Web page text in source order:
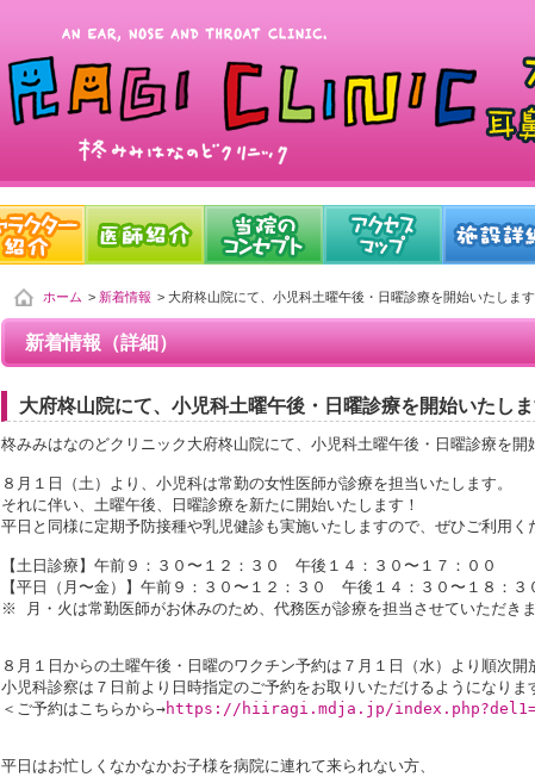
ホーム 新着情報 大府柊山院にて、小児科土曜午後・日曜診療を開始いたします
新着情報（詳細）
大府柊山院にて、小児科土曜午後・日曜診療を開始いたし
柊みみはなのどクリニック大府柊山院にて、小児科土曜午後・日曜診療を開
８月１日（土）より、小児科は常勤の女性医師が診療を担当いたします。
それに伴い、土曜午後、日曜診療を新たに開始いたします！
平日と同様に定期予防接種や乳児健診も実施いたしますので、ぜひご利用く
【土日診療】午前９：３０〜１２：３０　午後１４：３０〜１７：００
【平日（月〜金）】午前９：３０〜１２：３０　午後１４：３０〜１８：３
※ 月・火は常勤医師がお休みのため、代務医が診療を担当させていただきま
８月１日からの土曜午後・日曜のワクチン予約は７月１日（水）より順次開
小児科診察は７日前より日時指定のご予約をお取りいただけるようになりま
＜ご予約はこちらから→https://hiiragi.mdja.jp/
平日はお忙しくなかなかお子様を病院に連れて来られない方、